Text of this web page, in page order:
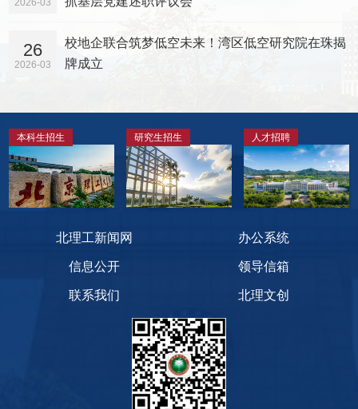
2026-03
26
2026-03
校地企联合筑梦低空未来！湾区低空研究院在珠揭
牌成立
本科生招生 研究生招生 人才招聘
北理工新闻网 办公系统
信息公开 领导信箱
联系我们 北理文创